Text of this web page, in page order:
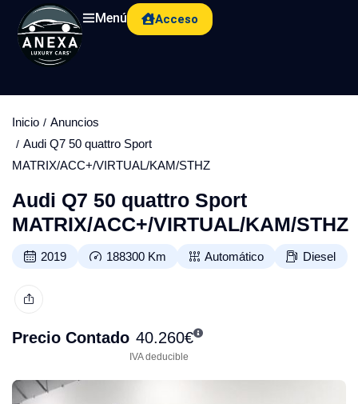
Menú Acceso
Inicio
Anuncios
Audi Q7 50 quattro Sport
MATRIX/ACC+/VIRTUAL/KAM/STHZ
Audi Q7 50 quattro Sport
MATRIX/ACC+/VIRTUAL/KAM/STHZ
2019 188300 Km Automático Diesel
Precio Contado 40.260€
IVA deducible